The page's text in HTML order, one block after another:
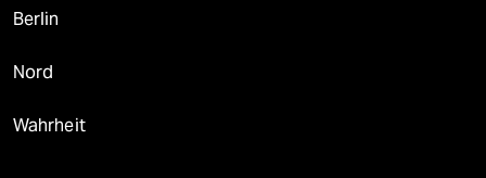
Berlin
Nord
Wahrheit